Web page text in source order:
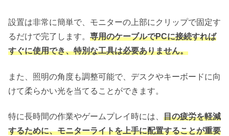
設置は非常に簡単で、モニターの上部にクリップで固定す
るだけで完了します。 専用のケーブルでPCに接続すれば
すぐに使用でき、特別な工具は必要ありません。
また、照明の角度も調整可能で、デスクやキーボードに向
けて柔らかい光を当てることができます。
特に長時間の作業やゲームプレイ時には、 目の疲労を軽減
するために、モニターライトを上手に配置することが重要